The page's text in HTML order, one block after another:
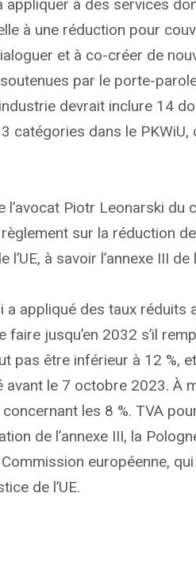
à des services
à une réduction pour
et à co-créer de
par le porte-
devrait inclure 14
catégories dans le
l’avocat Piotr Leonarski du
sur la réduction
à savoir l’annexe III de
a appliqué des taux réduits
faire jusqu’en 2032 s’il
pas être inférieur à 12 %,
avant le 7 octobre 2023. À
les 8 %. TVA
de l’annexe III, la
européenne,
de l’UE.